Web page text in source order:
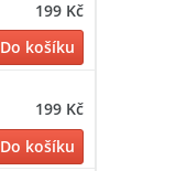
199 Kč
Do košíku
199 Kč
Do košíku